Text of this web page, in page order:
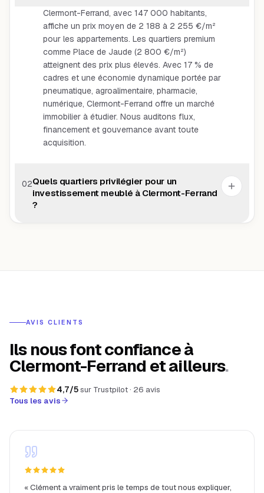
Clermont-Ferrand, avec 147 000 habitants,
affiche un prix moyen de 2 188 à 2 255 €/m²
pour les appartements. Les quartiers premium
comme Place de Jaude (2 800 €/m²)
atteignent des prix plus élevés. Avec 17 % de
cadres et une économie dynamique portée par
pneumatique, agroalimentaire, pharmacie,
numérique, Clermont-Ferrand offre un marché
immobilier à étudier. Nous auditons flux,
financement et gouvernance avant toute
acquisition.
02Quels quartiers privilégier pour un
investissement meublé à Clermont-Ferrand
?
AVIS CLIENTS
Ils nous font confiance à
Clermont-Ferrand et ailleurs.
4,7/5sur Trustpilot· 26 avis
Tous les avis
«Clément a vraiment pris le temps de tout nous expliquer,